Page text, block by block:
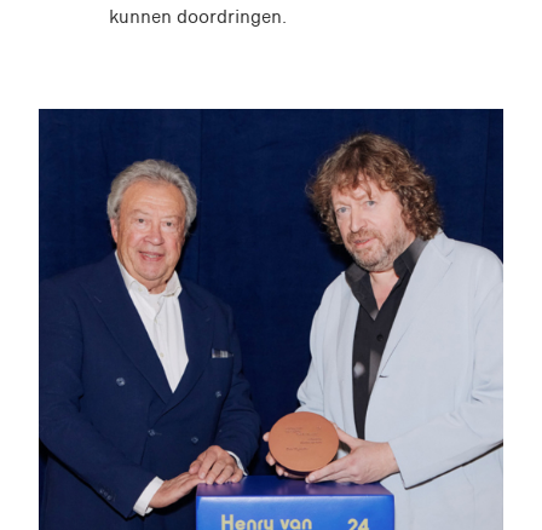
kunnen doordringen.